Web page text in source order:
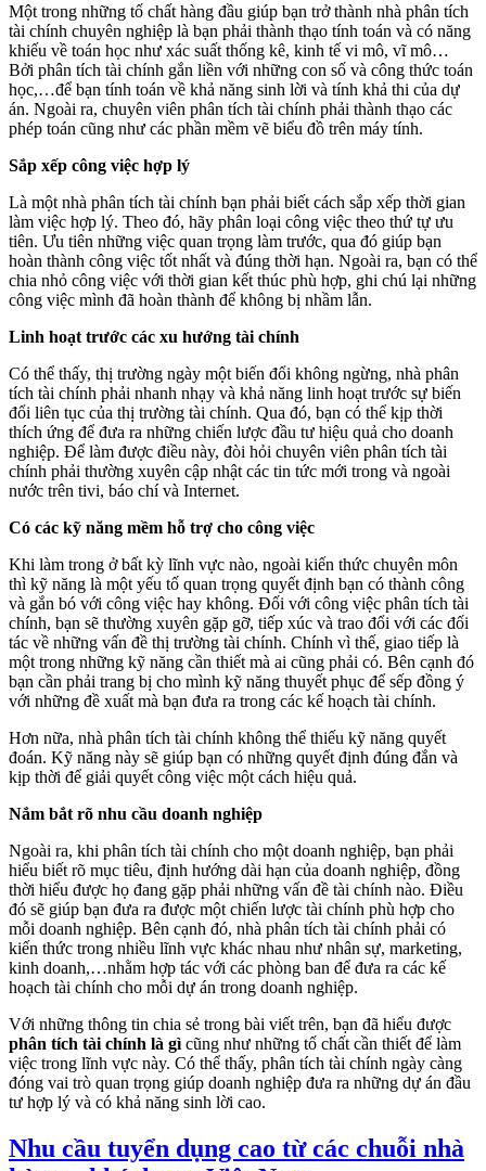
Một trong những tố chất hàng đầu giúp bạn trở thành nhà phân tích
tài chính chuyên nghiệp là bạn phải thành thạo tính toán và có năng
khiếu về toán học như xác suất thống kê, kinh tế vi mô, vĩ mô…
Bởi phân tích tài chính gắn liền với những con số và công thức toán
học,…để bạn tính toán về khả năng sinh lời và tính khả thi của dự
án. Ngoài ra, chuyên viên phân tích tài chính phải thành thạo các
phép toán cũng như các phần mềm vẽ biểu đồ trên máy tính.
Sắp xếp công việc hợp lý
Là một nhà phân tích tài chính bạn phải biết cách sắp xếp thời gian
làm việc hợp lý. Theo đó, hãy phân loại công việc theo thứ tự ưu
tiên. Ưu tiên những việc quan trọng làm trước, qua đó giúp bạn
hoàn thành công việc tốt nhất và đúng thời hạn. Ngoài ra, bạn có thể
chia nhỏ công việc với thời gian kết thúc phù hợp, ghi chú lại những
công việc mình đã hoàn thành để không bị nhầm lẫn.
Linh hoạt trước các xu hướng tài chính
Có thể thấy, thị trường ngày một biến đổi không ngừng, nhà phân
tích tài chính phải nhanh nhạy và khả năng linh hoạt trước sự biến
đổi liên tục của thị trường tài chính. Qua đó, bạn có thể kịp thời
thích ứng để đưa ra những chiến lược đầu tư hiệu quả cho doanh
nghiệp. Để làm được điều này, đòi hỏi chuyên viên phân tích tài
chính phải thường xuyên cập nhật các tin tức mới trong và ngoài
nước trên tivi, báo chí và Internet.
Có các kỹ năng mềm hỗ trợ cho công việc
Khi làm trong ở bất kỳ lĩnh vực nào, ngoài kiến thức chuyên môn
thì kỹ năng là một yếu tố quan trọng quyết định bạn có thành công
và gắn bó với công việc hay không. Đối với công việc phân tích tài
chính, bạn sẽ thường xuyên gặp gỡ, tiếp xúc và trao đổi với các đối
tác về những vấn đề thị trường tài chính. Chính vì thế, giao tiếp là
một trong những kỹ năng cần thiết mà ai cũng phải có. Bên cạnh đó
bạn cần phải trang bị cho mình kỹ năng thuyết phục để sếp đồng ý
với những đề xuất mà bạn đưa ra trong các kế hoạch tài chính.
Hơn nữa, nhà phân tích tài chính không thể thiếu kỹ năng quyết
đoán. Kỹ năng này sẽ giúp bạn có những quyết định đúng đắn và
kịp thời để giải quyết công việc một cách hiệu quả.
Nắm bắt rõ nhu cầu doanh nghiệp
Ngoài ra, khi phân tích tài chính cho một doanh nghiệp, bạn phải
hiểu biết rõ mục tiêu, định hướng dài hạn của doanh nghiệp, đồng
thời hiểu được họ đang gặp phải những vấn đề tài chính nào. Điều
đó sẽ giúp bạn đưa ra được một chiến lược tài chính phù hợp cho
mỗi doanh nghiệp. Bên cạnh đó, nhà phân tích tài chính phải có
kiến thức trong nhiều lĩnh vực khác nhau như nhân sự, marketing,
kinh doanh,…nhằm hợp tác với các phòng ban để đưa ra các kế
hoạch tài chính cho mỗi dự án trong doanh nghiệp.
Với những thông tin chia sẻ trong bài viết trên, bạn đã hiểu được
phân tích tài chính là gì cũng như những tố chất cần thiết để làm
việc trong lĩnh vực này. Có thể thấy, phân tích tài chính ngày càng
đóng vai trò quan trọng giúp doanh nghiệp đưa ra những dự án đầu
tư hợp lý và có khả năng sinh lời cao.
Nhu cầu tuyển dụng cao từ các chuỗi nhà